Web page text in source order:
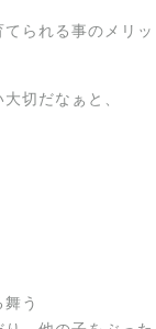
られる事のメリ
切だなぁと、
う